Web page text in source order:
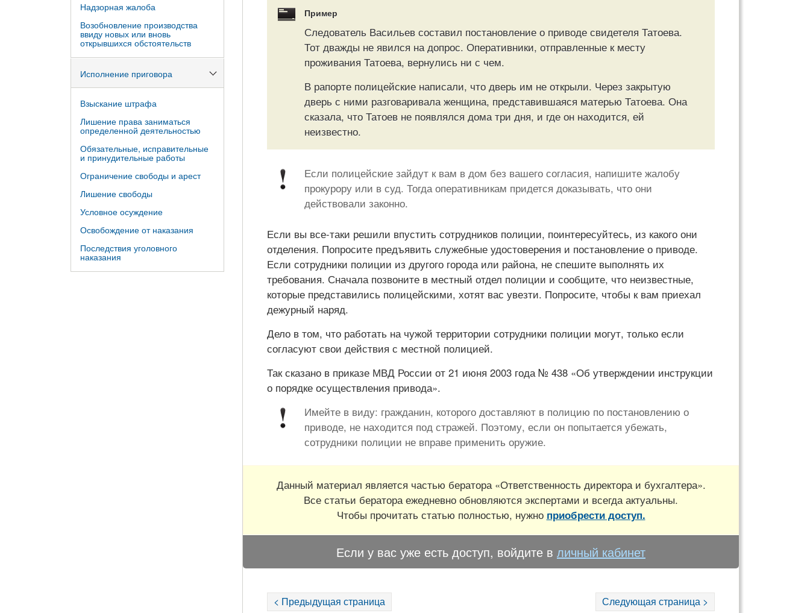
Пример
Следователь Васильев составил постановление о приводе свидетеля Татоева.
Тот дважды не явился на допрос. Оперативники, отправленные к месту
проживания Татоева, вернулись ни с чем.
В рапорте полицейские написали, что дверь им не открыли. Через закрытую
дверь с ними разговаривала женщина, представившаяся матерью Татоева. Она
сказала, что Татоев не появлялся дома три дня, и где он находится, ей
неизвестно.
Если полицейские зайдут к вам в дом без вашего согласия, напишите жалобу
прокурору или в суд. Тогда оперативникам придется доказывать, что они
действовали законно.
Если вы все-таки решили впустить сотрудников полиции, поинтересуйтесь, из какого они
отделения. Попросите предъявить служебные удостоверения и постановление о приводе.
Если сотрудники полиции из другого города или района, не спешите выполнять их
требования. Сначала позвоните в местный отдел полиции и сообщите, что неизвестные,
которые представились полицейскими, хотят вас увезти. Попросите, чтобы к вам приехал
дежурный наряд.
Дело в том, что работать на чужой территории сотрудники полиции могут, только если
согласуют свои действия с местной полицией.
Так сказано в приказе МВД России от 21 июня 2003 года № 438 «Об утверждении инструкции
о порядке осуществления привода».
Имейте в виду: гражданин, которого доставляют в полицию по постановлению о
приводе, не находится под стражей. Поэтому, если он попытается убежать,
сотрудники полиции не вправе применить оружие.
Данный материал является частью бератора «Ответственность директора и бухгалтера».
Все статьи бератора ежедневно обновляются экспертами и всегда актуальны.
Чтобы прочитать статью полностью, нужно приобрести доступ.
Если у вас уже есть доступ, войдите в личный кабинет
< Предыдущая страница Следующая страница >
Надзорная жалоба
Возобновление производства
ввиду новых или вновь
открывшихся обстоятельств
Исполнение приговора
Взыскание штрафа
Лишение права заниматься
определенной деятельностью
Обязательные, исправительные
и принудительные работы
Ограничение свободы и арест
Лишение свободы
Условное осуждение
Освобождение от наказания
Последствия уголовного
наказания